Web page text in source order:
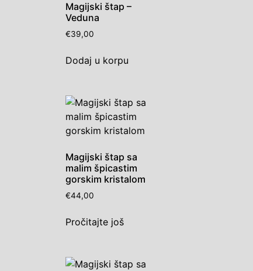
Magijski štap –
Veduna
€39,00
Dodaj u korpu
Magijski štap sa
malim špicastim
gorskim kristalom
€44,00
Pročitajte još